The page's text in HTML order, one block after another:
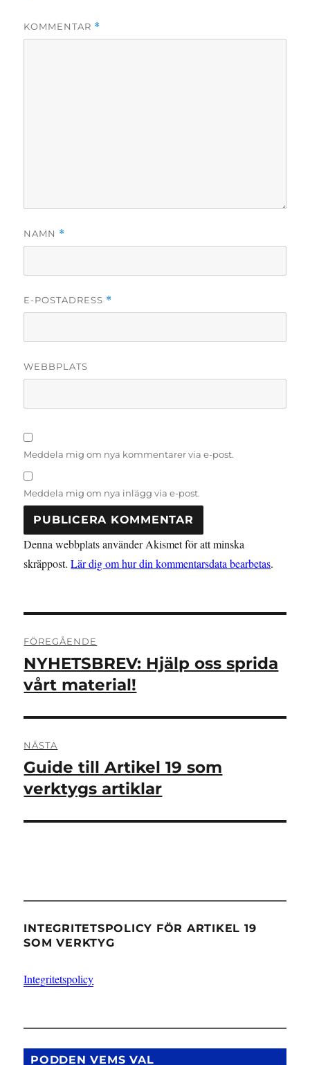
KOMMENTAR *
NAMN *
E-POSTADRESS *
WEBBPLATS
Meddela mig om nya kommentarer via e-post.
Meddela mig om nya inlägg via e-post.
Denna webbplats använder Akismet för att minska
skräppost.Lär dig om hur din kommentarsdata bearbetas.
FÖREGÅENDE
Föregående
inlägg:
NYHETSBREV: Hjälp oss sprida
vårt material!
NÄSTA
Nästa
inlägg:
Guide till Artikel 19 som
verktygs artiklar
INTEGRITETSPOLICY FÖR ARTIKEL 19
SOM VERKTYG
Integritetspolicy
PODDEN VEMS VAL